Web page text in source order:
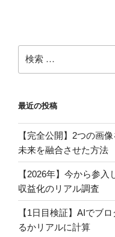
ー
シ
検
索:
最近の投稿
【完全公開】2つの画
未来を融合させた方法
【2026年】今から参
収益化のリアル調査
【1日目検証】AIでブ
るかリアルに計算